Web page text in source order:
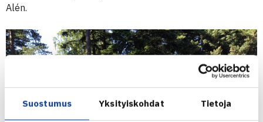
Suostumus Yksityiskohdat Tietoja
Alén.